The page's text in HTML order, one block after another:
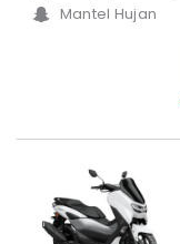
Mantel Hujan